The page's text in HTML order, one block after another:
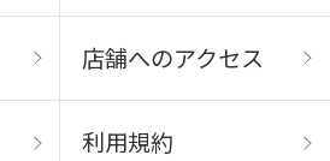
店舗へのアクセス
利用規約